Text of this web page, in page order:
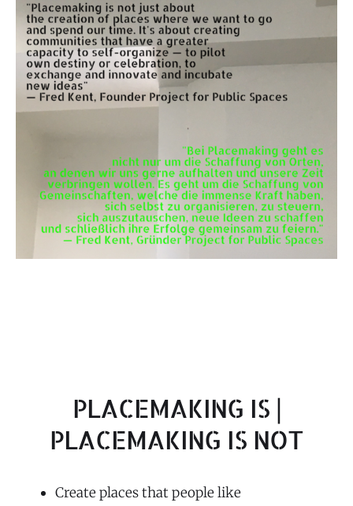
PLACEMAKING IS |
PLACEMAKING IS NOT
Create places that people like